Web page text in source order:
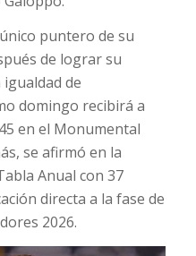
puntero de su
de lograr su
de
domingo recibirá a
en el Monumental
se afirmó en la
Anual con 37
directa a la fase de
2026.